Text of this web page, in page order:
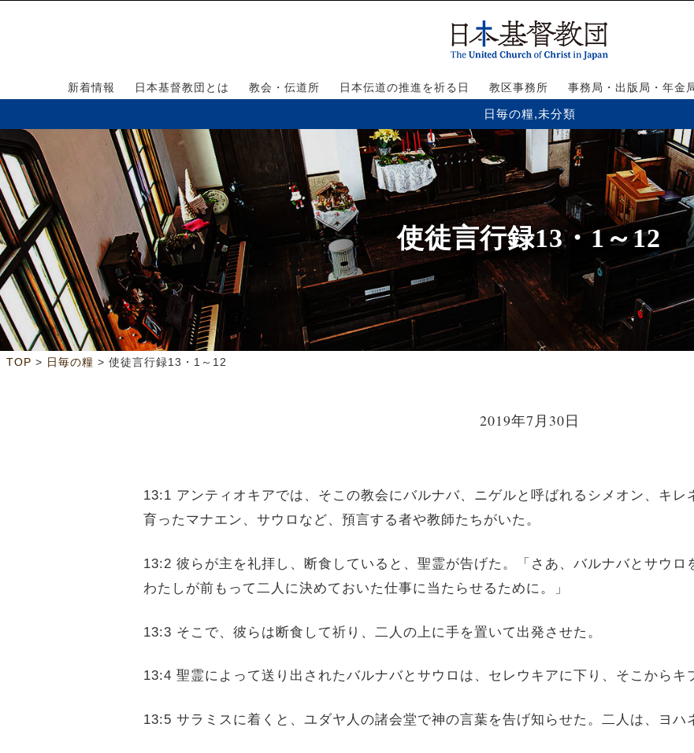
新着情報 日本基督教団とは 教会・伝道所 日本伝道の推進を祈る日 教区事務所 事務局・出版局・年金
日毎の糧,未分類
使徒言行録13・1～12
TOP > 日毎の糧 > 使徒言行録13・1～12
2019年7月30日
13:1 アンティオキアでは、そこの教会にバルナバ、ニゲルと呼ばれるシメオン、キレ
育ったマナエン、サウロなど、預言する者や教師たちがいた。
13:2 彼らが主を礼拝し、断食していると、聖霊が告げた。「さあ、バルナバとサウロ
わたしが前もって二人に決めておいた仕事に当たらせるために。」
13:3 そこで、彼らは断食して祈り、二人の上に手を置いて出発させた。
13:4 聖霊によって送り出されたバルナバとサウロは、セレウキアに下り、そこからキ
13:5 サラミスに着くと、ユダヤ人の諸会堂で神の言葉を告げ知らせた。二人は、ヨハ